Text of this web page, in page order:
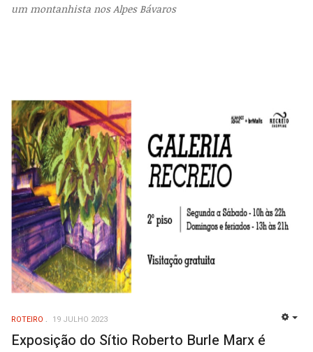
um montanhista nos Alpes Bávaros
ROTEIRO 19 JULHO 2023
Exposição do Sítio Roberto Burle Marx é